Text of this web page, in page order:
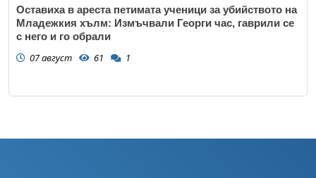
Оставиха в ареста петимата ученици за убийството на
Младежкия хълм: Измъчвали Георги час, гаврили се
с него и го обрали
07 август 61 1